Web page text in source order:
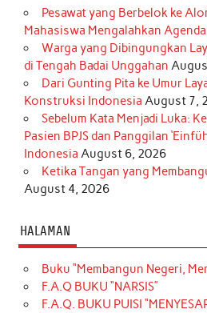
Pesawat yang Berbelok ke
Mahasiswa Mengalahkan
Warga yang Dibingungkan
di Tengah Badai Unggahan
Dari Gunting Pita ke Umur
Konstruksi Indonesia August 7,
Sebelum Kata Menjadi Luka:
Pasien BPJS dan Panggilan
Indonesia August 6, 2026
Ketika Tangan yang
August 4, 2026
HALAMAN
Buku “Membangun Negeri,
F.A.Q BUKU “NARSIS”
F.A.Q. BUKU PUISI